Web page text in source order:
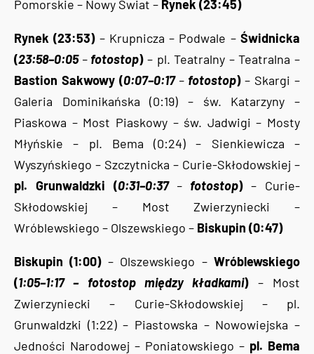
Pomorskie – Nowy Świat – Rynek (23:45)
Rynek (23:53) – Krupnicza – Podwale –Świdnicka
(23:58–0:05 –fotostop)– pl. Teatralny – Teatralna –
Bastion Sakwowy (0:07–0:17 – fotostop)– Skargi –
Galeria Dominikańska (0:19) – św. Katarzyny –
Piaskowa – Most Piaskowy – św. Jadwigi – Mosty
Młyńskie – pl. Bema (0:24) – Sienkiewicza –
Wyszyńskiego – Szczytnicka – Curie-Skłodowskiej –
pl. Grunwaldzki (0:31–0:37 – fotostop)– Curie-
Skłodowskiej – Most Zwierzyniecki –
Wróblewskiego – Olszewskiego – Biskupin (0:47)
Biskupin (1:00) – Olszewskiego –Wróblewskiego
(1:05–1:17 – fotostop między kładkami)– Most
Zwierzyniecki – Curie-Skłodowskiej – pl.
Grunwaldzki (1:22) – Piastowska – Nowowiejska –
Jedności Narodowej – Poniatowskiego – pl. Bema